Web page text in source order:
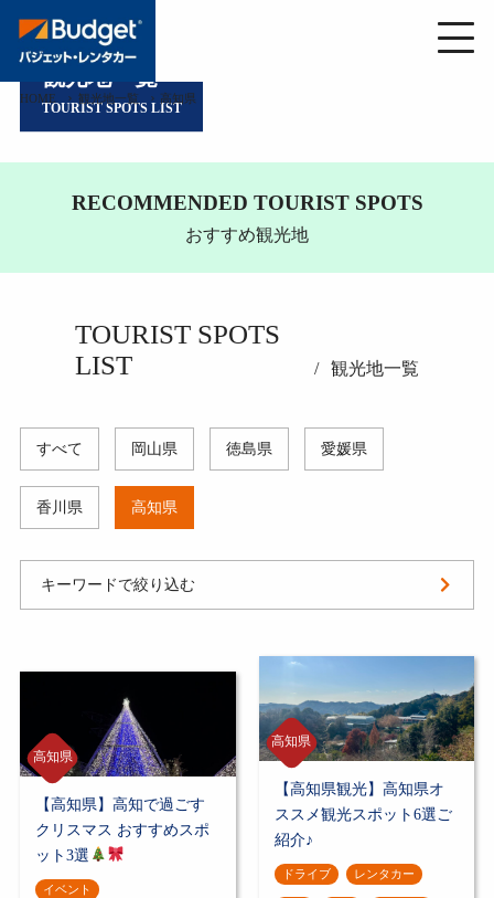
観光地一覧
TOURIST SPOTS LIST
HOME 観光地一覧 高知県
RECOMMENDED TOURIST SPOTS
おすすめ観光地
TOURIST SPOTS
LIST
観光地一覧
すべて 岡山県 徳島県 愛媛県
香川県 高知県
キーワードで絞り込む
高知県
【高知県】高知で過ごす
クリスマス おすすめスポ
ット3選
イベント
高知県
【高知県観光】高知県オ
ススメ観光スポット6選ご
紹介♪
ドライブ レンタカー